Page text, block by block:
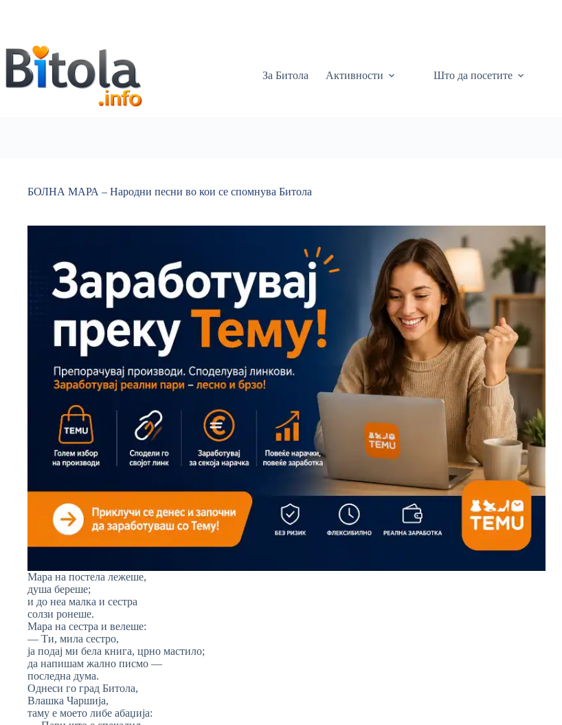
За Битола Активности Што да посетите
БОЛНА МАРА – Народни песни во кои се спомнува Битола
Мара на постела лежеше,
душа береше;
и до неа малка и сестра
солзи ронеше.
Мара на сестра и велеше:
— Ти, мила сестро,
ја подај ми бела книга, црно мастило;
да напишам жално писмо —
последна дума.
Однеси го град Битола,
Влашка Чаршија,
таму е моето либе абаџија: